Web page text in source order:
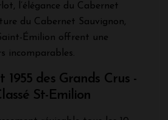
l’élégance du Cabernet
du Cabernet Sauvignon,
Émilion offrent une
incomparables.
1955 des Grands Crus -
St-Emilion